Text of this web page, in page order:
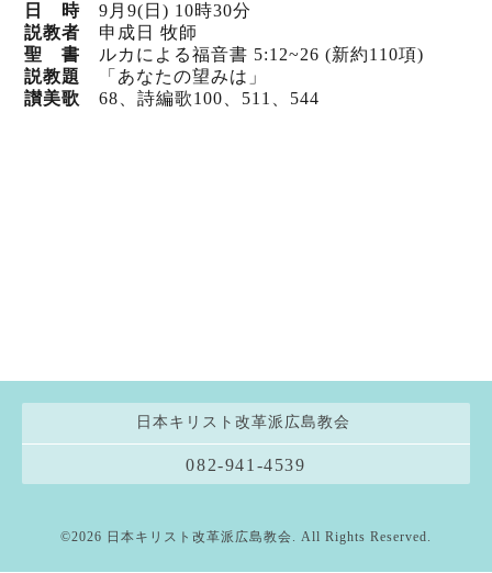
日 時 9月9(日) 10時30分
説教者 申成日 牧師
聖 書 ルカによる福音書 5:12~26 (新約110項)
説教題
「あなたの望みは」
讃美歌 68、詩編歌100 、511 、544
日本キリスト改革派広島教会
082-941-4539
©2026 日本キリスト改革派広島教会. All Rights Reserved.